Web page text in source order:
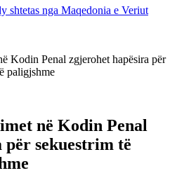
shtetas nga Maqedonia e Veriut
Kodin Penal zgjerohet hapësira për
paligjshme
në Kodin Penal
për sekuestrim të